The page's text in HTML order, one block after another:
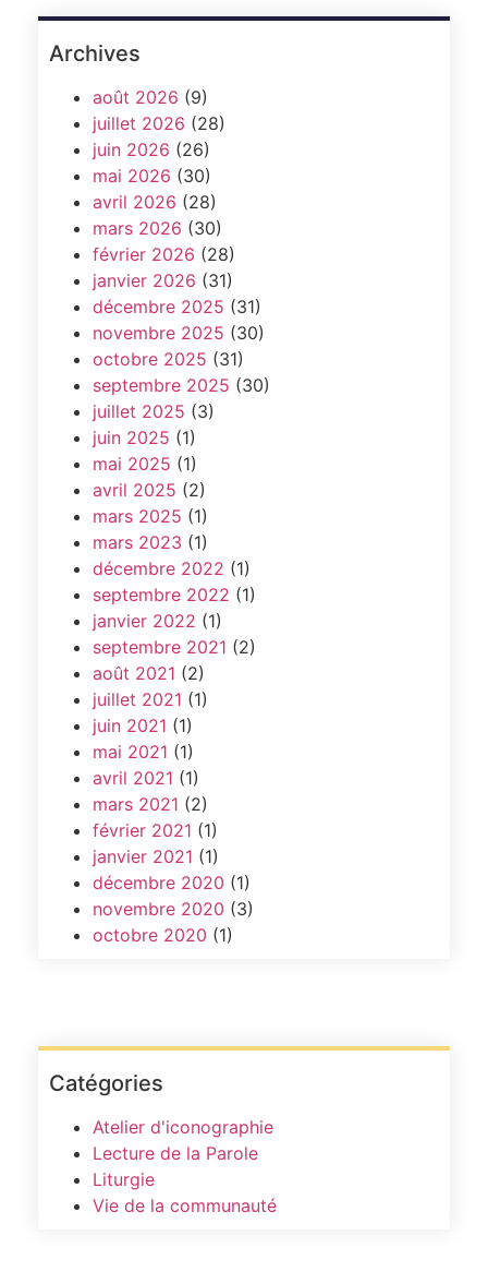
Archives
août 2026 (9)
juillet 2026 (28)
juin 2026 (26)
mai 2026 (30)
avril 2026 (28)
mars 2026 (30)
février 2026 (28)
janvier 2026 (31)
décembre 2025 (31)
novembre 2025 (30)
octobre 2025 (31)
septembre 2025 (30)
juillet 2025 (3)
juin 2025 (1)
mai 2025 (1)
avril 2025 (2)
mars 2025 (1)
mars 2023 (1)
décembre 2022 (1)
septembre 2022 (1)
janvier 2022 (1)
septembre 2021 (2)
août 2021 (2)
juillet 2021 (1)
juin 2021 (1)
mai 2021 (1)
avril 2021 (1)
mars 2021 (2)
février 2021 (1)
janvier 2021 (1)
décembre 2020 (1)
novembre 2020 (3)
octobre 2020 (1)
Catégories
Atelier d'iconographie
Lecture de la Parole
Liturgie
Vie de la communauté